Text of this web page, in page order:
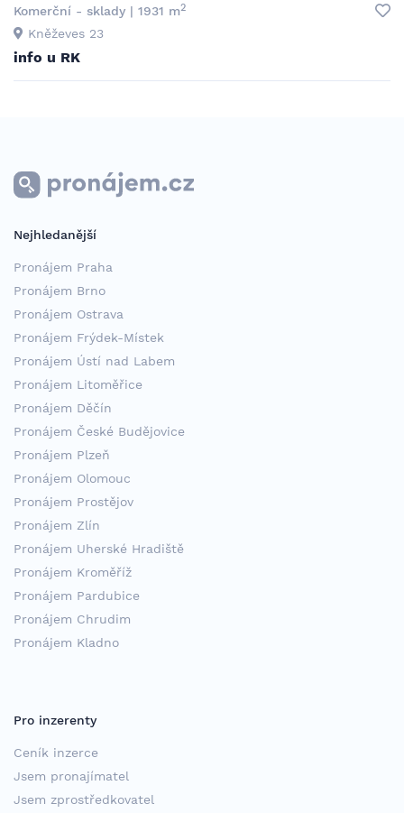
Komerční - sklady | 1931 m2
Kněževes 23
info u RK
Nejhledanější
Pronájem Praha
Pronájem Brno
Pronájem Ostrava
Pronájem Frýdek-Místek
Pronájem Ústí nad Labem
Pronájem Litoměřice
Pronájem Děčín
Pronájem České Budějovice
Pronájem Plzeň
Pronájem Olomouc
Pronájem Prostějov
Pronájem Zlín
Pronájem Uherské Hradiště
Pronájem Kroměříž
Pronájem Pardubice
Pronájem Chrudim
Pronájem Kladno
Pro inzerenty
Ceník inzerce
Jsem pronajímatel
Jsem zprostředkovatel